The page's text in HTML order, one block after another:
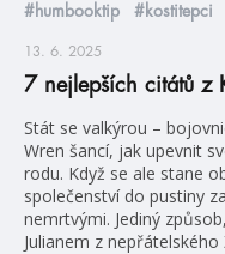
#humbooktip #kostitepci
13. 6. 2025
7 nejlepších citátů z
Stát se valkýrou –
Wren šancí, jak upevnit
rodu. Když se ale stane
společenství do pustiny
nemrtvými. Jediný
Julianem z